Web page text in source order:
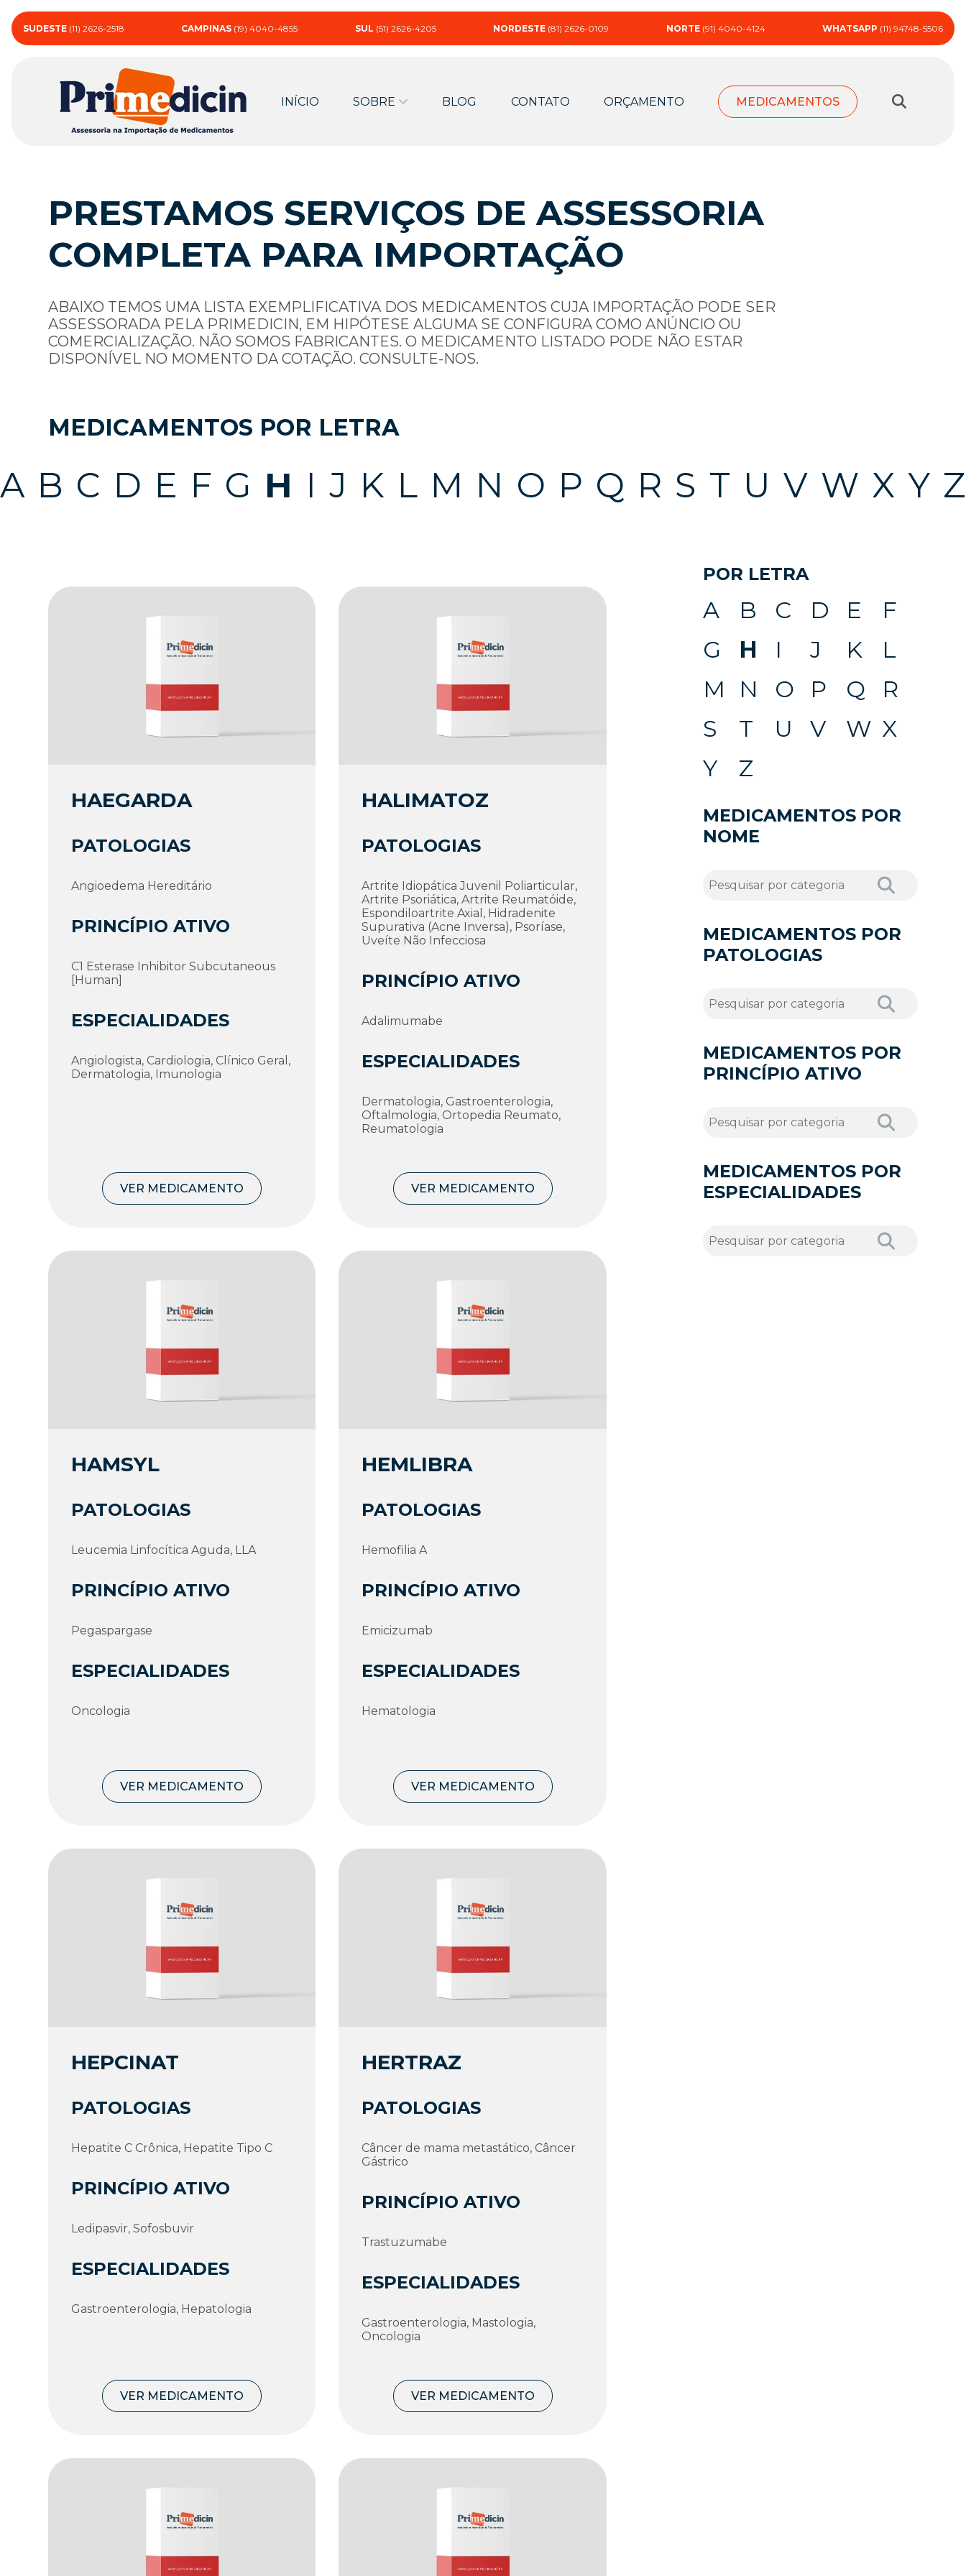
SUDESTE (11) 2626-2518 CAMPINAS (19) 4040-4855 SUL (51) 2626-4205 NORDESTE (81) 2626-0109 NORTE (91) 4040-4124 WHATSAPP (11) 94748-5506
INÍCIO SOBRE BLOG CONTATO ORÇAMENTO MEDICAMENTOS
PRESTAMOS SERVIÇOS DE ASSESSORIA
COMPLETA PARA IMPORTAÇÃO
ABAIXO TEMOS UMA LISTA EXEMPLIFICATIVA DOS MEDICAMENTOS CUJA IMPORTAÇÃO PODE SER
ASSESSORADA PELA PRIMEDICIN, EM HIPÓTESE ALGUMA SE CONFIGURA COMO ANÚNCIO OU
COMERCIALIZAÇÃO. NÃO SOMOS FABRICANTES. O MEDICAMENTO LISTADO PODE NÃO ESTAR
DISPONÍVEL NO MOMENTO DA COTAÇÃO. CONSULTE-NOS.
MEDICAMENTOS POR LETRA
A B C D E F G H I J K L M N O P Q R S T U V W X Y Z
HAEGARDA
PATOLOGIAS
Angioedema Hereditário
PRINCÍPIO ATIVO
C1 Esterase Inhibitor Subcutaneous
[Human]
ESPECIALIDADES
Angiologista, Cardiologia, Clí­nico Geral,
Dermatologia, Imunologia
VER MEDICAMENTO
HALIMATOZ
PATOLOGIAS
Artrite Idiopática Juvenil Poliarticular,
Artrite Psoriática, Artrite Reumatóide,
Espondiloartrite Axial, Hidradenite
Supurativa (Acne Inversa), Psoríase,
Uveíte Não Infecciosa
PRINCÍPIO ATIVO
Adalimumabe
ESPECIALIDADES
Dermatologia, Gastroenterologia,
Oftalmologia, Ortopedia Reumato,
Reumatologia
VER MEDICAMENTO
HAMSYL
PATOLOGIAS
Leucemia Linfocítica Aguda, LLA
PRINCÍPIO ATIVO
Pegaspargase
ESPECIALIDADES
Oncologia
VER MEDICAMENTO
HEMLIBRA
PATOLOGIAS
Hemofilia A
PRINCÍPIO ATIVO
Emicizumab
ESPECIALIDADES
Hematologia
VER MEDICAMENTO
HEPCINAT
PATOLOGIAS
Hepatite C Crônica, Hepatite Tipo C
PRINCÍPIO ATIVO
Ledipasvir, Sofosbuvir
ESPECIALIDADES
Gastroenterologia, Hepatologia
VER MEDICAMENTO
HERTRAZ
PATOLOGIAS
Câncer de mama metastático, Câncer
Gástrico
PRINCÍPIO ATIVO
Trastuzumabe
ESPECIALIDADES
Gastroenterologia, Mastologia,
Oncologia
VER MEDICAMENTO
POR LETRA
A B C D E
F
G
H I J K
L
M
N O P Q
R
S
T U V W X
Y
Z
MEDICAMENTOS POR
NOME
MEDICAMENTOS POR
PATOLOGIAS
MEDICAMENTOS POR
PRINCÍPIO ATIVO
MEDICAMENTOS POR
ESPECIALIDADES